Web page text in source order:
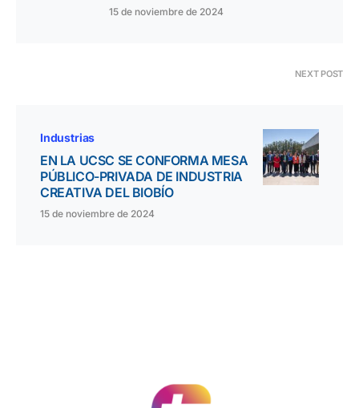
15 de noviembre de 2024
NEXT POST
Industrias
EN LA UCSC SE CONFORMA MESA
PÚBLICO-PRIVADA DE INDUSTRIA
CREATIVA DEL BIOBÍO
15 de noviembre de 2024